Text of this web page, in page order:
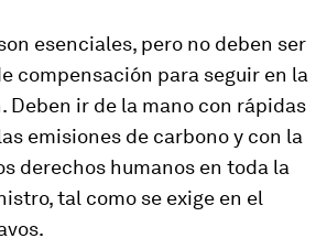
esenciales, pero no deben ser
compensación para seguir en la
Deben ir de la mano con rápidas
emisiones de carbono y con la
derechos humanos en toda la
tal como se exige en el